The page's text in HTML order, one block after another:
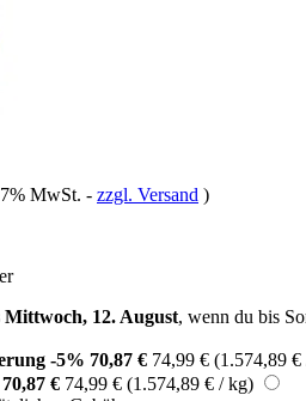
MwSt. - zzgl. Versand )
12. August, wenn du bis
-5% 70,87 € 74,99 € (1.574,89 €
70,87 € 74,99 € (1.574,89 € / kg)